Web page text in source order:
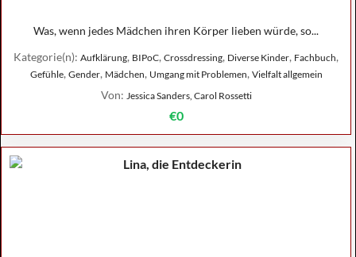
Was, wenn jedes Mädchen ihren Körper lieben würde, so...
Kategorie(n): Aufklärung, BIPoC, Crossdressing, Diverse Kinder, Fachbuch,
Gefühle, Gender, Mädchen, Umgang mit Problemen, Vielfalt allgemein
Von: Jessica Sanders, Carol Rossetti
€0